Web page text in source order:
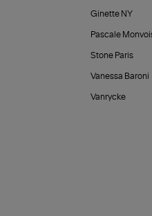
Ginette NY
Pascale
Stone Paris
Vanessa Baroni
Vanrycke